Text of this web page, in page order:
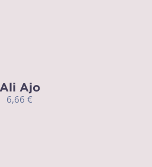
Ali Ajo
6,66 €